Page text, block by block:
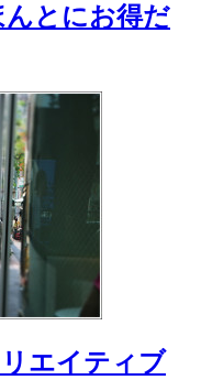
とにお得だ
リエイティブ